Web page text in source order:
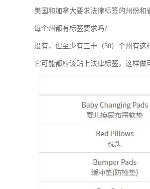
美国和加拿大要求法律标签的州份和
每个州都有标签要求吗?
没有，但至少有三十（30）个州有这
它可能都应该贴上法律标签，这样做